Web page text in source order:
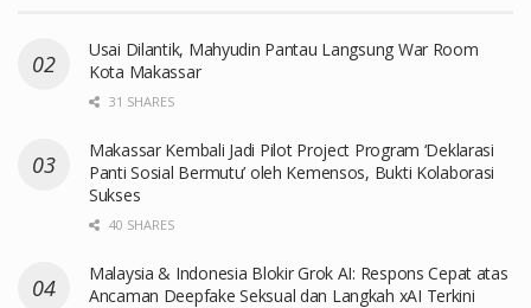
Usai Dilantik, Mahyudin Pantau Langsung War Room
Kota Makassar
31 SHARES
Makassar Kembali Jadi Pilot Project Program ‘Deklarasi
Panti Sosial Bermutu’ oleh Kemensos, Bukti Kolaborasi
Sukses
40 SHARES
Malaysia & Indonesia Blokir Grok AI: Respons Cepat atas
Ancaman Deepfake Seksual dan Langkah xAI Terkini